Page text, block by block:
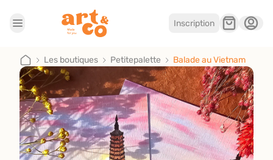
Inscription
Les boutiques
Je suis artisan
Les boutiques Petitepalette Balade au Vietnam